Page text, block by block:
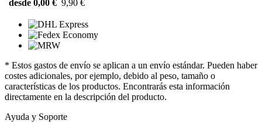
desde 0,00 € 9,90 €
* Estos gastos de envío se aplican a un envío estándar. Pueden haber
costes adicionales, por ejemplo, debido al peso, tamaño o
características de los productos. Encontrarás esta información
directamente en la descripción del producto.
Ayuda y Soporte